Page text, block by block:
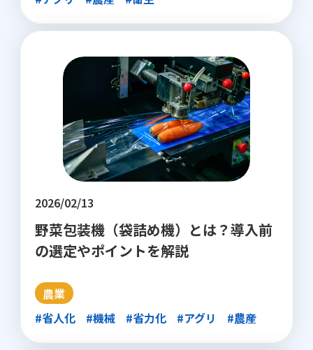
2026/02/13
野菜包装機（袋詰め機）とは？導入前
の選定やポイントを解説
農業
#省人化
#機械 #省力化 #アグリ #農産